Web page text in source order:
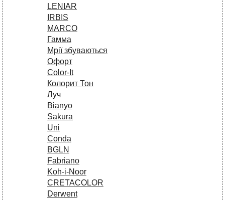
LENIAR
IRBIS
MARCO
Гамма
Мрії збуваються
Офорт
Сolor-It
Колорит Тон
Луч
Bianyo
Sakura
Uni
Conda
BGLN
Fabriano
Koh-i-Noor
CRETACOLOR
Derwent